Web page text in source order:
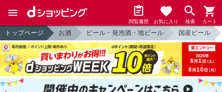
閲覧履歴 お気に入り 検索 カート
トップページ お酒 ビール・発泡酒・地ビール 国産ビール